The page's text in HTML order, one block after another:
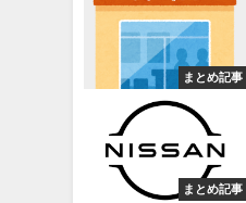
まとめ記事
まとめ記事